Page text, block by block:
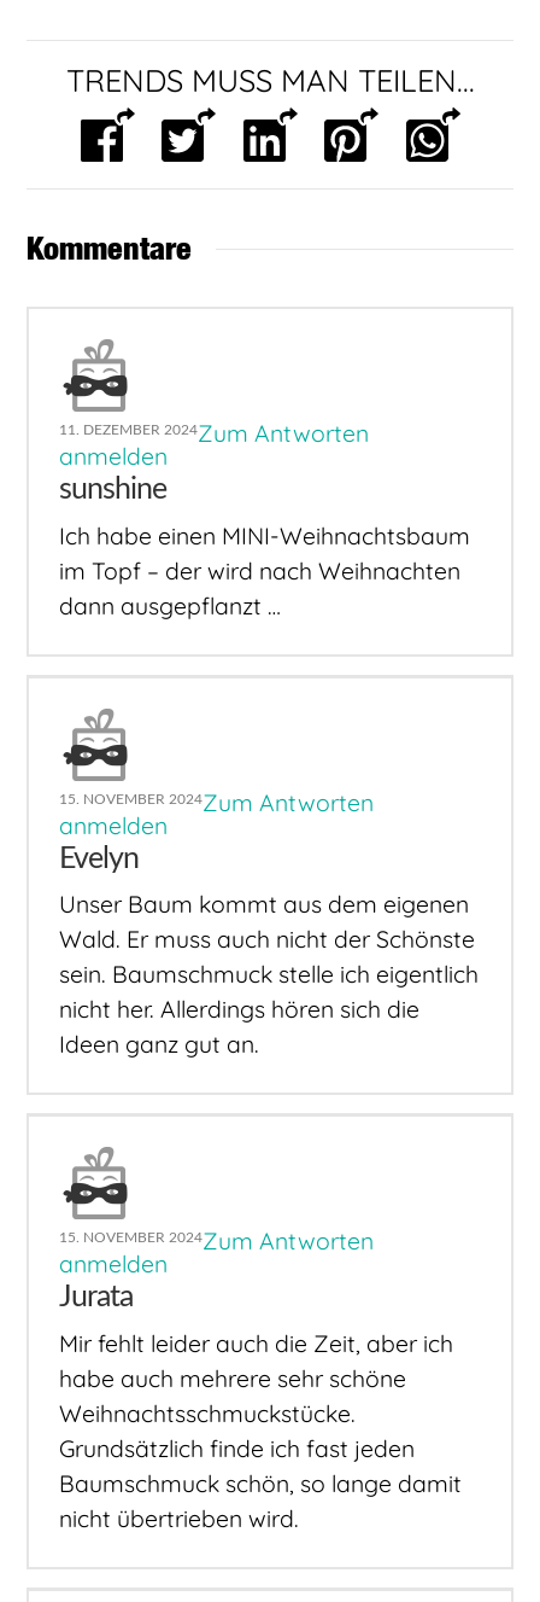
TRENDS MUSS MAN TEILEN...
Kommentare
11. DEZEMBER 2024Zum Antworten
anmelden
sunshine
Ich habe einen MINI-Weihnachtsbaum
im Topf – der wird nach Weihnachten
dann ausgepflanzt …
15. NOVEMBER 2024Zum Antworten
anmelden
Evelyn
Unser Baum kommt aus dem eigenen
Wald. Er muss auch nicht der Schönste
sein. Baumschmuck stelle ich eigentlich
nicht her. Allerdings hören sich die
Ideen ganz gut an.
15. NOVEMBER 2024Zum Antworten
anmelden
Jurata
Mir fehlt leider auch die Zeit, aber ich
habe auch mehrere sehr schöne
Weihnachtsschmuckstücke.
Grundsätzlich finde ich fast jeden
Baumschmuck schön, so lange damit
nicht übertrieben wird.